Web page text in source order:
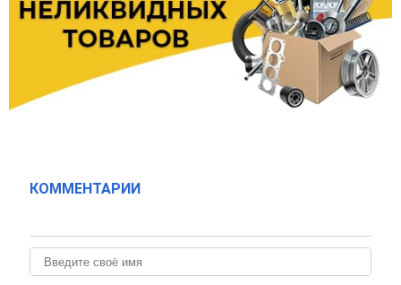
КОММЕНТАРИИ